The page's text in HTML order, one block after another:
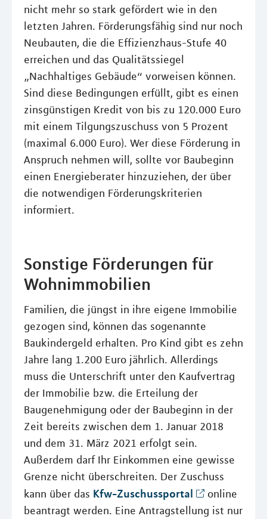
nicht mehr so stark gefördert wie in den
letzten Jahren. Förderungsfähig sind nur noch
Neubauten, die die Effizienzhaus-Stufe 40
erreichen und das Qualitätssiegel
„Nachhaltiges Gebäude“ vorweisen können.
Sind diese Bedingungen erfüllt, gibt es einen
zinsgünstigen Kredit von bis zu 120.000 Euro
mit einem Tilgungszuschuss von 5 Prozent
(maximal 6.000 Euro). Wer diese Förderung in
Anspruch nehmen will, sollte vor Baubeginn
einen Energieberater hinzuziehen, der über
die notwendigen Förderungskriterien
informiert.
Sonstige Förderungen für
Wohnimmobilien
Familien, die jüngst in ihre eigene Immobilie
gezogen sind, können das sogenannte
Baukindergeld erhalten. Pro Kind gibt es zehn
Jahre lang 1.200 Euro jährlich. Allerdings
muss die Unterschrift unter den Kaufvertrag
der Immobilie bzw. die Erteilung der
Baugenehmigung oder der Baubeginn in der
Zeit bereits zwischen dem 1. Januar 2018
und dem 31. März 2021 erfolgt sein.
Außerdem darf Ihr Einkommen eine gewisse
Grenze nicht überschreiten. Der Zuschuss
kann über das Kfw-Zuschussportal
online
beantragt werden. Eine Antragstellung ist nur